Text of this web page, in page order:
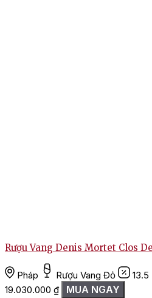
Rượu Vang Denis Mortet Clos
Pháp Rượu Vang Đỏ
13.5
19.030.000 ₫ MUA NGAY